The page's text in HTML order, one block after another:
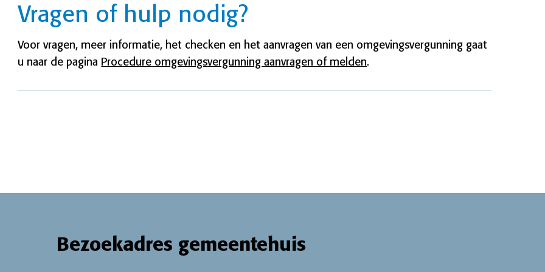
Vragen of hulp nodig?
Voor vragen, meer informatie, het checken en het aanvragen van een omgevingsvergunning gaat
u naar de pagina Procedure omgevingsvergunning aanvragen of melden.
Bezoekadres gemeentehuis